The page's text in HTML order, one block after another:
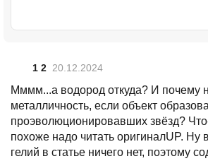
1 2 20.12.2024
Мммм...а водород откуда? И почему
металличность, если объект
проэволюционировавших звёзд?
похоже надо читать оригиналUP. Ну
гелий в статье ничего нет, поэтому